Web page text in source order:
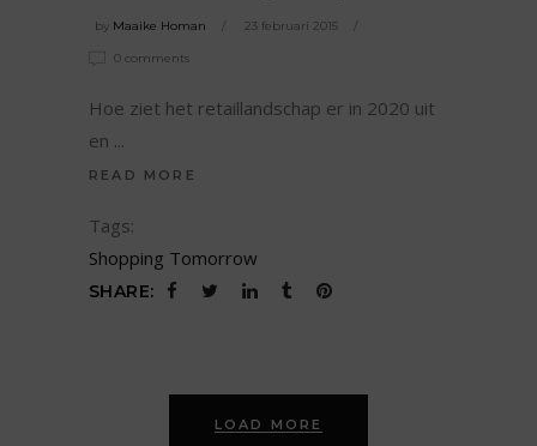
by Maaike Homan 23 februari 2015
0 comments
Hoe ziet het retaillandschap er in 2020 uit
en
READ MORE
Tags:
Shopping Tomorrow
SHARE:
LOAD MORE